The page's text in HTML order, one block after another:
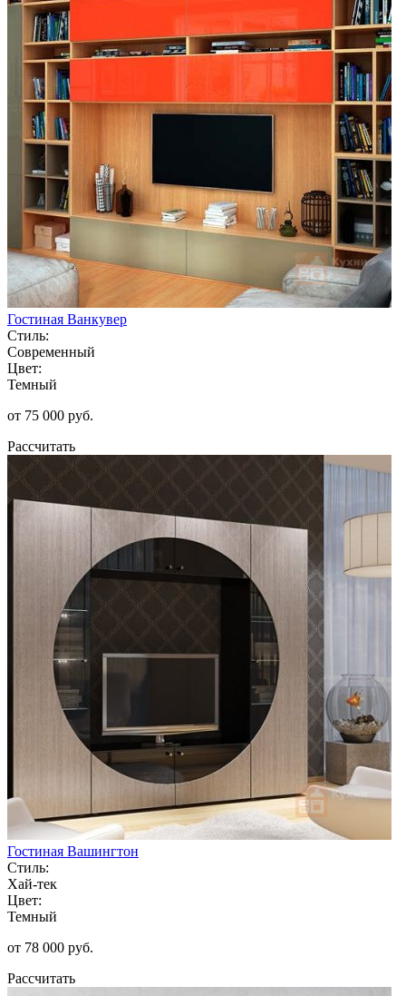
Гостиная Ванкувер
Стиль:
Современный
Цвет:
Темный
от 75 000 руб.
Рассчитать
Гостиная Вашингтон
Стиль:
Хай-тек
Цвет:
Темный
от 78 000 руб.
Рассчитать